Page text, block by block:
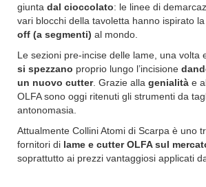
giunta dal cioccolato: le linee di
vari blocchi della tavoletta hanno ispirato
off (a segmenti) al mondo.
Le sezioni pre-incise delle lame, una volta
si spezzano proprio lungo l’incisione
un nuovo cutter. Grazie alla genialità e
OLFA sono oggi ritenuti gli strumenti da
antonomasia.
Attualmente Collini Atomi di Scarpa è uno
fornitori di lame e cutter OLFA sul
soprattutto ai prezzi vantaggiosi applicati